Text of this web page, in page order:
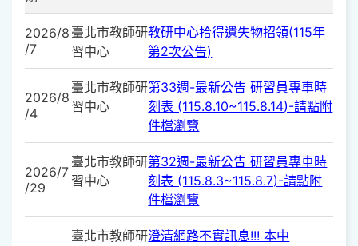
2026/8
/7
臺北市教師研
習中心
教研中心拾得遺失物招領(115年
第2次公告)
2026/8
/4
臺北市教師研
習中心
第33週-最新公告 研習員專車時
刻表 (115.8.10~115.8.14)-請點附
件檔瀏覽
2026/7
/29
臺北市教師研
習中心
第32週-最新公告 研習員專車時
刻表 (115.8.3~115.8.7)-請點附
件檔瀏覽
臺北市教師研澄清網路不實訊息!!! 本中